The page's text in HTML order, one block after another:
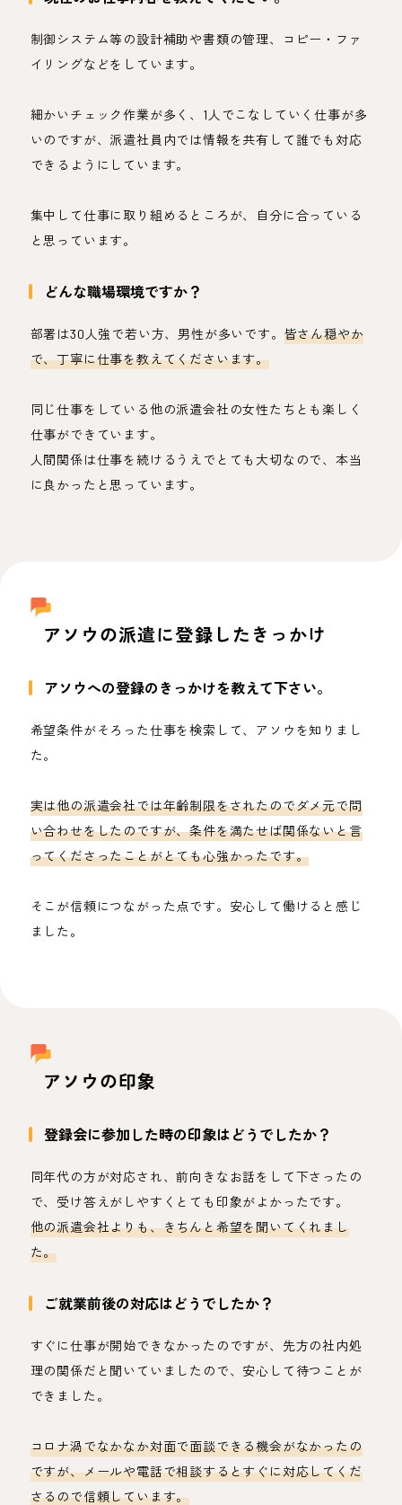
制御システム等の設計補助や書類の管理、コピー・ファ
イリングなどをしています。
細かいチェック作業が多く、1人でこなしていく仕事が多
いのですが、派遣社員内では情報を共有して誰でも対応
できるようにしています。
集中して仕事に取り組めるところが、自分に合っている
と思っています。
どんな職場環境ですか？
部署は30人強で若い方、男性が多いです。 皆さん穏やか
で、丁寧に仕事を教えてくださいます。
同じ仕事をしている他の派遣会社の女性たちとも楽しく
仕事ができています。
人間関係は仕事を続けるうえでとても大切なので、本当
に良かったと思っています。
アソウの派遣に登録したきっかけ
アソウへの登録のきっかけを教えて下さい。
希望条件がそろった仕事を検索して、アソウを知りまし
た。
実は他の派遣会社では年齢制限をされたのでダメ元で問
い合わせをしたのですが、条件を満たせば関係ないと言
ってくださったことがとても心強かったです。
そこが信頼につながった点です。安心して働けると感じ
ました。
アソウの印象
登録会に参加した時の印象はどうでしたか？
同年代の方が対応され、前向きなお話をして下さったの
で、受け答えがしやすくとても印象がよかったです。
他の派遣会社よりも、きちんと希望を聞いてくれまし
た。
ご就業前後の対応はどうでしたか？
すぐに仕事が開始できなかったのですが、先方の社内処
理の関係だと聞いていましたので、安心して待つことが
できました。
コロナ渦でなかなか対面で面談できる機会がなかったの
ですが、メールや電話で相談するとすぐに対応してくだ
さるので信頼しています。